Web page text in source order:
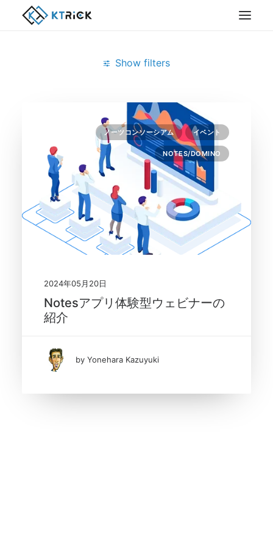
Show filters
ノーツコンソーシアム イベント
NOTES/DOMINO
2024年05月20日
Notesアプリ体験型ウェビナーの
紹介
by Yonehara Kazuyuki